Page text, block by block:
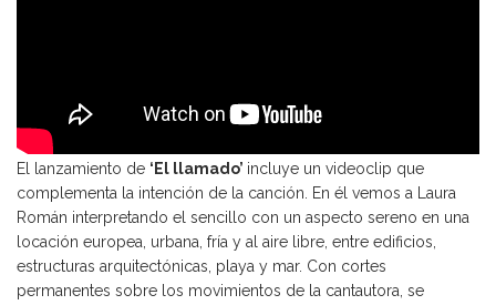
El lanzamiento de ‘El llamado’ incluye un videoclip que
complementa la intención de la canción. En él vemos a Laura
Román interpretando el sencillo con un aspecto sereno en una
locación europea, urbana, fría y al aire libre, entre edificios,
estructuras arquitectónicas, playa y mar. Con cortes
permanentes sobre los movimientos de la cantautora, se